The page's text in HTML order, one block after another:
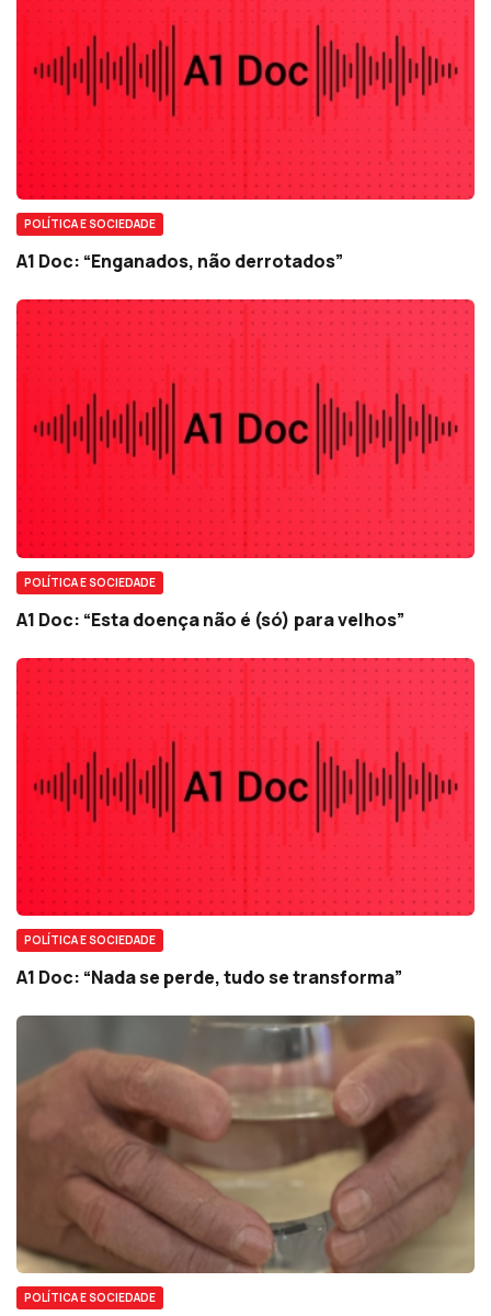
POLÍTICA E SOCIEDADE
A1 Doc: “Enganados, não derrotados”
POLÍTICA E SOCIEDADE
A1 Doc: “Esta doença não é (só) para velhos”
POLÍTICA E SOCIEDADE
A1 Doc: “Nada se perde, tudo se transforma”
POLÍTICA E SOCIEDADE